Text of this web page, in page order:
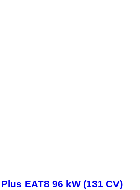
EAT8 96 kW (131 CV)